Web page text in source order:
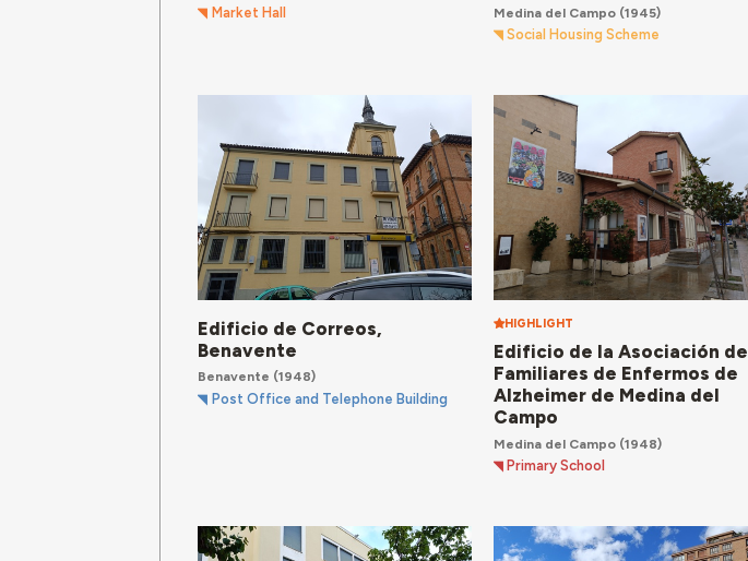
Market Hall
Medina del Campo(1945)
Social Housing Scheme
Edificio de Correos,
Benavente
Benavente (1948)
Post Office and Telephone Building
HIGHLIGHT
Edificio de la Asociación de
Familiares de Enfermos de
Alzheimer de Medina del
Campo
Medina del Campo(1948)
Primary School